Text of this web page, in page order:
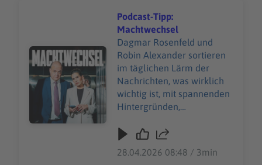
Audiotitel - Podcast-Tipp: Machtwechsel
Podcast-Tipp:
Machtwechsel
Dagmar Rosenfeld und
Robin Alexander sortieren
im täglichen Lärm der
Nachrichten, was wirklich
wichtig ist, mit spannenden
Hintergründen,
Analysen. Die beiden
sind nah dran an den
28.04.2026 08:48 / 3min